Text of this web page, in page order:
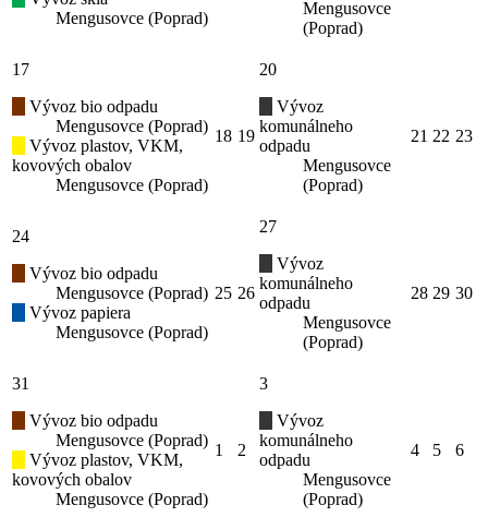
Mengusovce (Poprad)
Mengusovce
(Poprad)
17
Vývoz bio odpadu
Mengusovce (Poprad)
Vývoz plastov, VKM,
kovových obalov
Mengusovce (Poprad)
18 19
20
Vývoz
komunálneho
odpadu
Mengusovce
(Poprad)
21 22 23
24
Vývoz bio odpadu
Mengusovce (Poprad)
Vývoz papiera
Mengusovce (Poprad)
25 26
27
Vývoz
komunálneho
odpadu
Mengusovce
(Poprad)
28 29 30
31
Vývoz bio odpadu
Mengusovce (Poprad)
Vývoz plastov, VKM,
kovových obalov
Mengusovce (Poprad)
1 2
3
Vývoz
komunálneho
odpadu
Mengusovce
(Poprad)
4 5 6